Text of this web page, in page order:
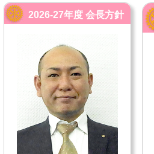
2026-27年度 会長方針